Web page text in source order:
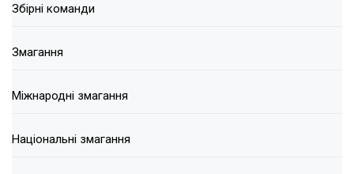
Збірні команди
Змагання
Міжнародні змагання
Національні змагання